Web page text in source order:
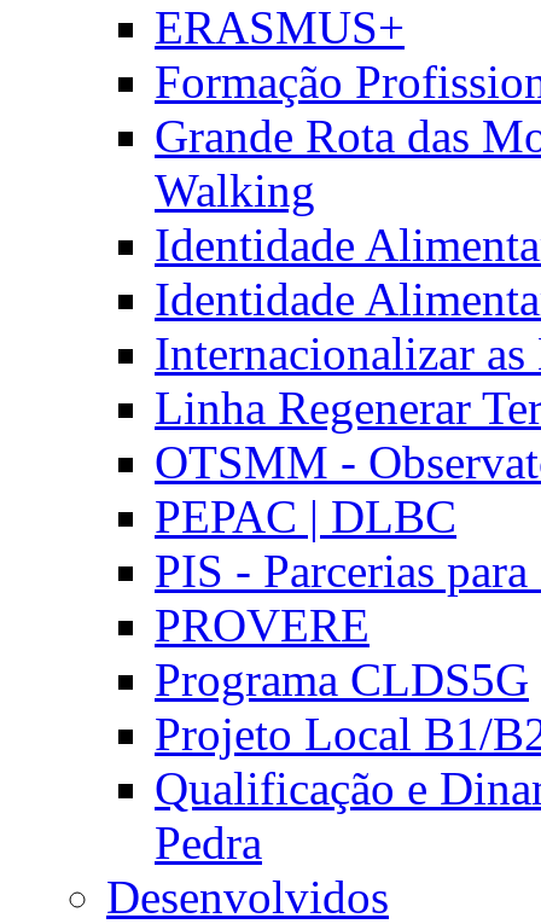
ERASMUS+
Formação
Grande Rota das
Walking
Identidade
Identidade
Internacionalizar
Linha Regenerar
OTSMM -
PEPAC | DLBC
PIS - Parcerias
PROVERE
Programa CLDS5G
Projeto Local B1/
Qualificação e
Pedra
Desenvolvidos